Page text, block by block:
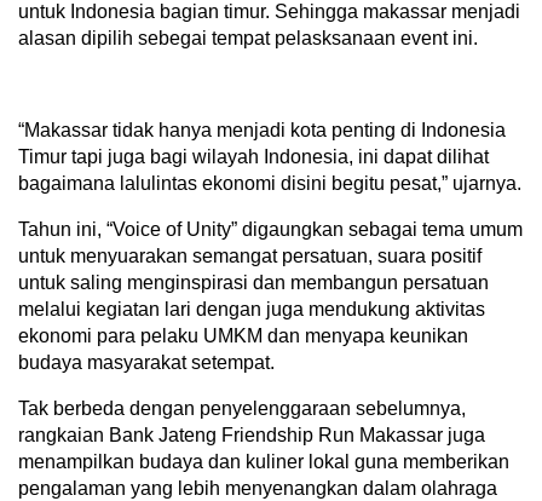
untuk Indonesia bagian timur. Sehingga makassar menjadi
alasan dipilih sebegai tempat pelasksanaan event ini.
“Makassar tidak hanya menjadi kota penting di Indonesia
Timur tapi juga bagi wilayah Indonesia, ini dapat dilihat
bagaimana lalulintas ekonomi disini begitu pesat,” ujarnya.
Tahun ini, “Voice of Unity” digaungkan sebagai tema umum
untuk menyuarakan semangat persatuan, suara positif
untuk saling menginspirasi dan membangun persatuan
melalui kegiatan lari dengan juga mendukung aktivitas
ekonomi para pelaku UMKM dan menyapa keunikan
budaya masyarakat setempat.
Tak berbeda dengan penyelenggaraan sebelumnya,
rangkaian Bank Jateng Friendship Run Makassar juga
menampilkan budaya dan kuliner lokal guna memberikan
pengalaman yang lebih menyenangkan dalam olahraga